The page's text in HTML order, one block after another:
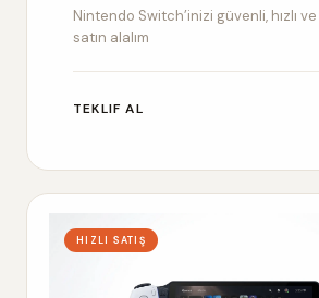
Nintendo Switch’inizi güvenli, hızlı
satın alalım
TEKLIF AL
HIZLI SATIŞ